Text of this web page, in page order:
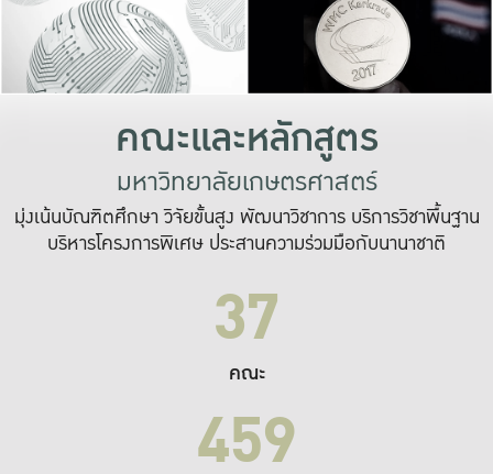
เปลี่ยนแปลง แล
เพื่อทำง
ระบบสารสนเทศ
คณะและหลักสูตร
มหาวิทยาลัยเกษตรศาสตร์
มุ่งเน้นบัณฑิตศึกษา วิจัยขั้นสูง พัฒนาวิชาการ บริการวิชาพื้นฐาน
บริหารโครงการพิเศษ ประสานความร่วมมือกับนานาชาติ
37
คณะ
459